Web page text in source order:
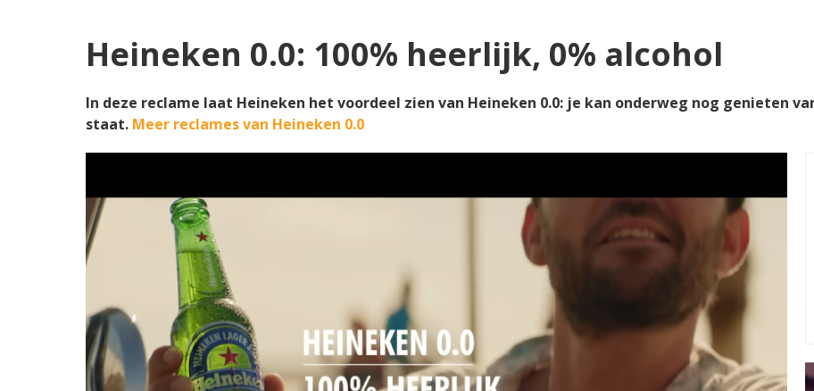
Heineken 0.0: 100% heerlijk, 0% alcohol
In deze reclame laat Heineken het voordeel zien van Heineken 0.0: je kan onderweg nog genieten
staat. Meer reclames van Heineken 0.0